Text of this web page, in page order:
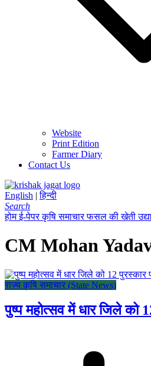
Website
Print Edition
Farmer Diary
Contact Us
English | हिन्दी
Search
होमई-पेपरकृषि समाचारफसल की खेती
CM Mohan
राज्य कृषि समाचार (State News)
पुष्प महोत्सव में धार जिले को